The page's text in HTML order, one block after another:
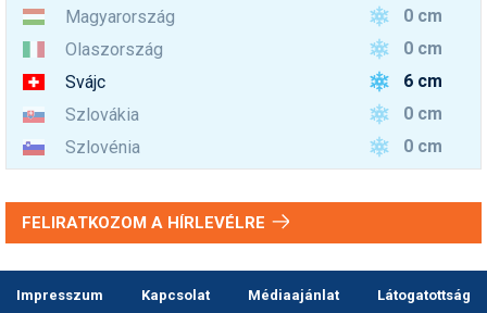
Magyarország
0 cm
Olaszország
0 cm
Svájc
6 cm
Szlovákia
0 cm
Szlovénia
0 cm
FELIRATKOZOM A HÍRLEVÉLRE
Impresszum Kapcsolat Médiaajánlat
Látogatottság